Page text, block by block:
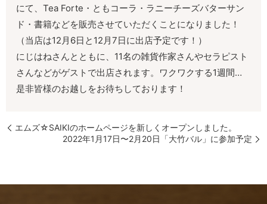
にて、Tea Forte・ともコーラ・ラニーチーズバターサン
ド・書籍などを販売させていただくことになりました！
（当店は12月6日と12月7日に出店予定です！）
にじはねさんとともに、11名の雑貨作家さんやセラピスト
さんなどがゲストで出店されます。ワクワクする1週間…
是非皆様のお越しをお待ちしております！
エムズ☆SAIKIのホームページを新しくオープンしました。
2022年1月17日〜2月20日「大竹バル」に参加予定